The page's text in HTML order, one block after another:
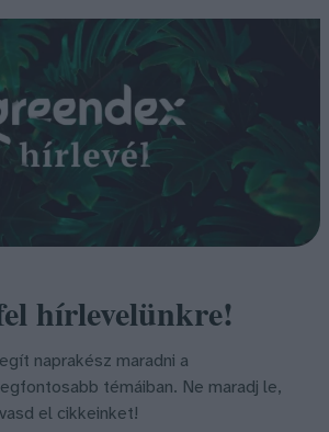
hírlevelünkre!
naprakész maradni a
témáiban. Ne maradj le,
el cikkeinket!